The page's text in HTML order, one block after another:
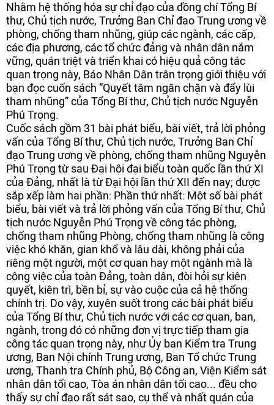
Nhằm hệ thống hóa sự chỉ đạo của đồng chí Tổng Bí
thư, Chủ tịch nước, Trưởng Ban Chỉ đạo Trung ương về
phòng, chống tham nhũng, giúp các ngành, các cấp,
các địa phương, các tổ chức đảng và nhân dân nắm
vững, quán triệt và triển khai có hiệu quả công tác
quan trọng này, Báo Nhân Dân trân trọng giới thiệu với
bạn đọc cuốn sách “Quyết tâm ngăn chặn và đẩy lùi
tham nhũng” của Tổng Bí thư, Chủ tịch nước Nguyễn
Phú Trọng.
Cuốc sách gồm 31 bài phát biểu, bài viết, trả lời phỏng
vấn của Tổng Bí thư, Chủ tịch nước, Trưởng Ban Chỉ
đạo Trung ương về phòng, chống tham nhũng Nguyễn
Phú Trọng từ sau Đại hội đại biểu toàn quốc lần thứ XI
của Đảng, nhất là từ Đại hội lần thứ XII đến nay; được
sắp xếp làm hai phần: Phần thứ nhất: Một số bài phát
biểu, bài viết và trả lời phỏng vấn của Tổng Bí thư, Chủ
tịch nước Nguyễn Phú Trọng về công tác phòng,
chống tham nhũng Phòng, chống tham nhũng là công
việc khó khăn, gian khổ và lâu dài, không phải của
riêng một người, một cơ quan hay một ngành mà là
công việc của toàn Đảng, toàn dân, đòi hỏi sự kiên
quyết, kiên trì, bền bỉ, sự vào cuộc của cả hệ thống
chính trị. Do vậy, xuyên suốt trong các bài phát biểu
của Tổng Bí thư, Chủ tịch nước với các cơ quan, ban,
ngành, trong đó có những đơn vị trực tiếp tham gia
công tác quan trọng này, như Ủy ban Kiểm tra Trung
ương, Ban Nội chính Trung ương, Ban Tổ chức Trung
ương, Thanh tra Chính phủ, Bộ Công an, Viện Kiểm sát
nhân dân tối cao, Tòa án nhân dân tối cao... đều cho
thấy sự chỉ đạo rất sát sao, cụ thể và nhất quán của